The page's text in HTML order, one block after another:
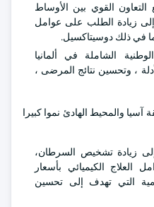
القوي بين الأوساط
إلى زيادة الطلب على عوامل
في ذلك دوسيتاكسيل.
الشاملة في ألمانيا
، وتحسين نتائج المرضى ،
والمحيط الهادئ نموا كبيرا
زيادة تشخيص السرطان،
العلاج الكيميائي بأسعار
التي تهدف إلى تحسين